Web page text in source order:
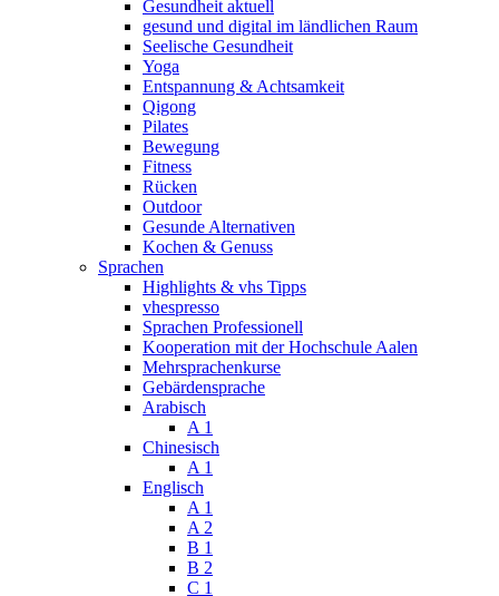
Gesundheit aktuell
gesund und digital im ländlichen Raum
Seelische Gesundheit
Yoga
Entspannung & Achtsamkeit
Qigong
Pilates
Bewegung
Fitness
Rücken
Outdoor
Gesunde Alternativen
Kochen & Genuss
Sprachen
Highlights & vhs Tipps
vhespresso
Sprachen Professionell
Kooperation mit der Hochschule Aalen
Mehrsprachenkurse
Gebärdensprache
Arabisch
A 1
Chinesisch
A 1
Englisch
A 1
A 2
B 1
B 2
C 1